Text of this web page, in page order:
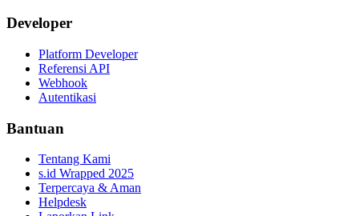
Developer
Platform Developer
Referensi API
Webhook
Autentikasi
Bantuan
Tentang Kami
s.id Wrapped 2025
Terpercaya & Aman
Helpdesk